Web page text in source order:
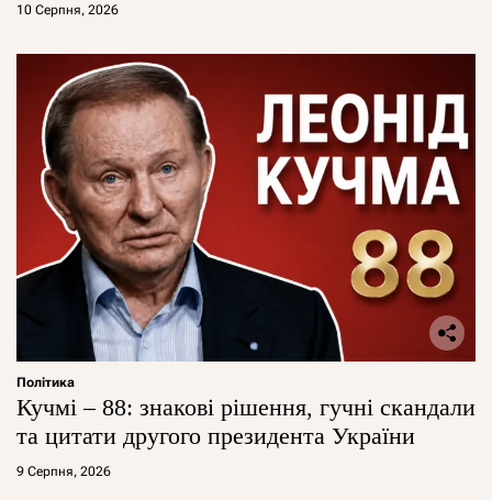
10 Серпня, 2026
Політика
Кучмі – 88: знакові рішення, гучні скандали
та цитати другого президента України
9 Серпня, 2026